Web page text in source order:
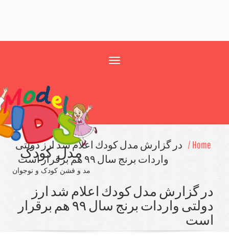
مدل کودک
مد و فشن کودک و نوجوان
در گزارش مدل كودك اعلام شد ارز دولتی
واردات برنج سال ۹۹ هم برقرار است
گزارش مدل كودك اعلام شد ارز
دولتی واردات برنج سال ۹۹ هم برقرار